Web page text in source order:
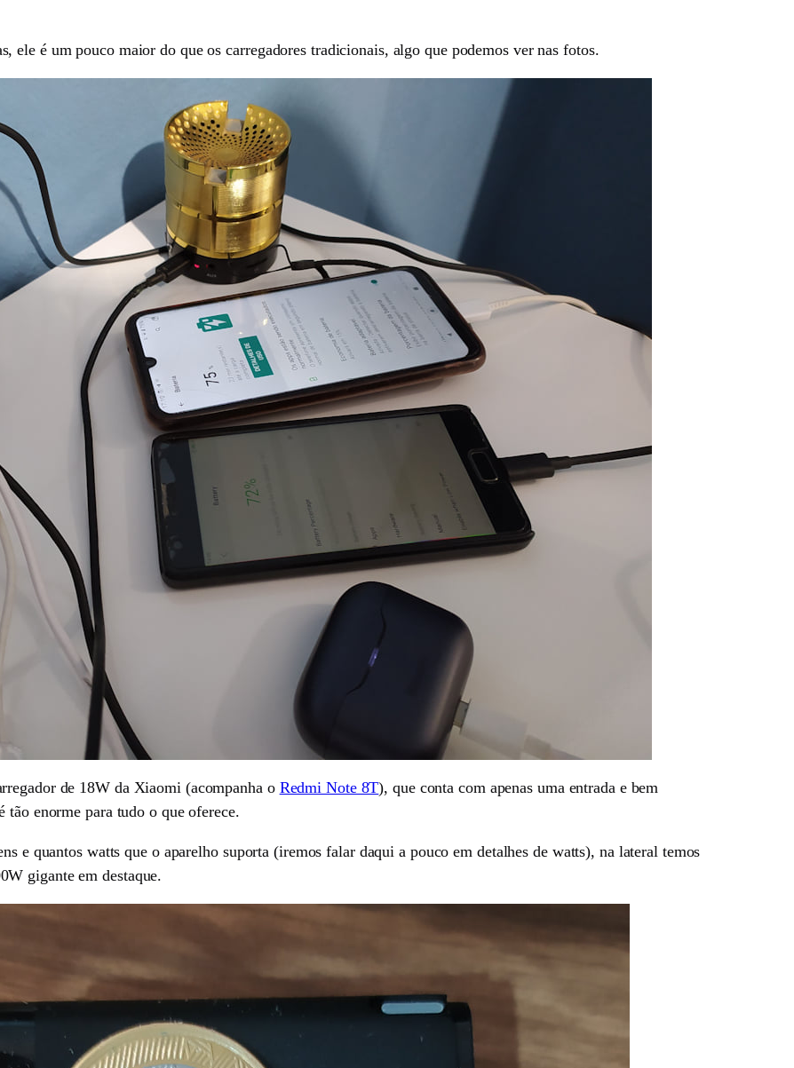
ele é um pouco maior do que os carregadores tradicionais, algo que podemos ver nas fotos.
de 18W da Xiaomi (acompanha o Redmi Note 8T), que conta com apenas uma entrada e bem
tão enorme para tudo o que oferece.
e quantos watts que o aparelho suporta (iremos falar daqui a pouco em detalhes de watts), na lateral temos
gigante em destaque.